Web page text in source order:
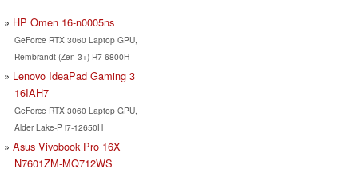
HP Omen 16-n0005ns
GeForce RTX 3060 Laptop GPU,
Rembrandt (Zen 3+) R7 6800H
Lenovo IdeaPad Gaming 3
16IAH7
GeForce RTX 3060 Laptop GPU,
Alder Lake-P i7-12650H
Asus Vivobook Pro 16X
N7601ZM-MQ712WS